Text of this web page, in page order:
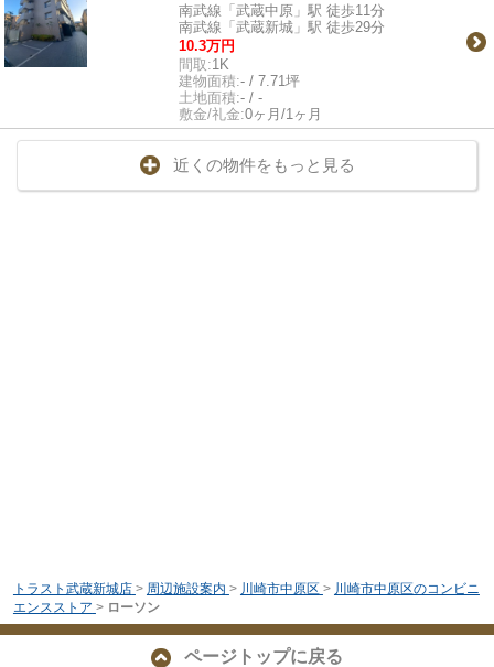
南武線「武蔵中原」駅 徒歩11分
南武線「武蔵新城」駅 徒歩29分
10.3万円
間取:1K
建物面積:- / 7.71坪
土地面積:- / -
敷金/礼金:0ヶ月/1ヶ月
近くの物件をもっと見る
トラスト武蔵新城店 > 周辺施設案内 > 川崎市中原区 > 川崎市中原区のコンビニ
エンスストア > ローソン
ページトップに戻る